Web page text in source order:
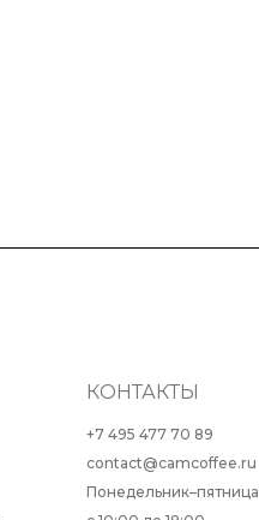
+7 495 477 70 89
contact@camcoffee.ru
Понедельник–пятница
КОНТАКТЫ